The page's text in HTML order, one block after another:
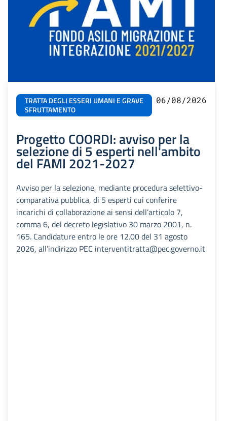
TRATTA DEGLI ESSERI UMANI E GRAVE
SFRUTTAMENTO
06/08/2026
Progetto COORDI: avviso per la
selezione di 5 esperti nell'ambito
del FAMI 2021-2027
Avviso per la selezione, mediante procedura selettivo-
comparativa pubblica, di 5 esperti cui conferire
incarichi di collaborazione ai sensi dell’articolo 7,
comma 6, del decreto legislativo 30 marzo 2001, n.
165. Candidature entro le ore 12.00 del 31 agosto
2026, all’indirizzo PEC interventitratta@pec.governo.it